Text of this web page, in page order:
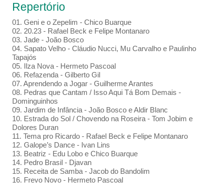
Repertório
01. Geni e o Zepelim - Chico Buarque
02. 20.23 - Rafael Beck e Felipe Montanaro
03. Jade - João Bosco
04. Sapato Velho - Cláudio Nucci, Mu Carvalho e Paulinho
Tapajós
05. Ilza Nova - Hermeto Pascoal
06. Refazenda - Gilberto Gil
07. Aprendendo a Jogar - Guilherme Arantes
08. Pedras que Cantam / Isso Aqui Tá Bom Demais -
Dominguinhos
09. Jardim de Infância - João Bosco e Aldir Blanc
10. Estrada do Sol / Chovendo na Roseira - Tom Jobim e
Dolores Duran
11. Tema pro Ricardo - Rafael Beck e Felipe Montanaro
12. Galope’s Dance - Ivan Lins
13. Beatriz - Edu Lobo e Chico Buarque
14. Pedro Brasil - Djavan
15. Receita de Samba - Jacob do Bandolim
16. Frevo Novo - Hermeto Pascoal